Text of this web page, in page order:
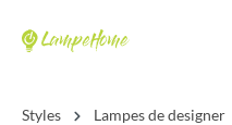
Styles Lampes de designer